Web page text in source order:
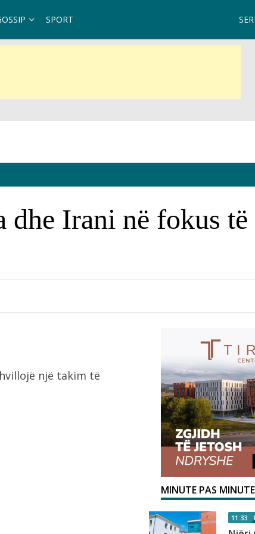
SPORT
Irani në fokus
një takim të
MINUTE PAS MINUTE
11:33